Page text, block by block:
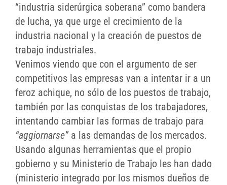
“industria siderúrgica soberana” como bandera
de lucha, ya que urge el crecimiento de la
industria nacional y la creación de puestos de
trabajo industriales.
Venimos viendo que con el argumento de ser
competitivos las empresas van a intentar ir a un
feroz achique, no sólo de los puestos de trabajo,
también por las conquistas de los trabajadores,
intentando cambiar las formas de trabajo para
“aggiornarse”a las demandas de los mercados.
Usando algunas herramientas que el propio
gobierno y su Ministerio de Trabajo les han dado
(ministerio integrado por los mismos dueños de